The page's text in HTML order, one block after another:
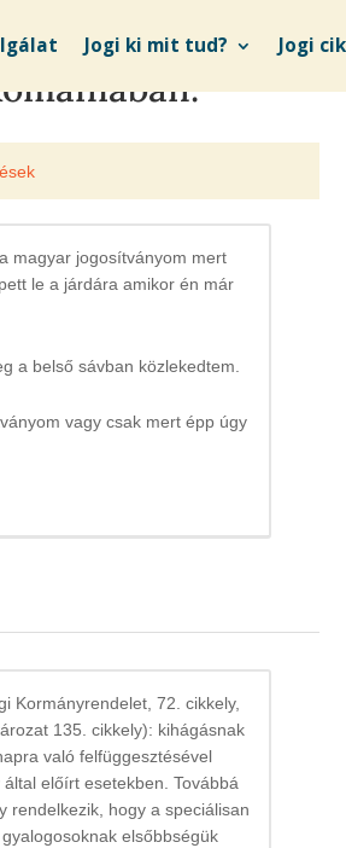
Jogi ki mit tud? Jogi
magyar jogosítványom mert
le a járdára amikor én már
a belső sávban közlekedtem.
vagy csak mert épp úgy
Kormányrendelet, 72. cikkely,
135. cikkely): kihágásnak
való felfüggesztésével
előírt esetekben. Továbbá
rendelkezik, hogy a speciálisan
elsőbbségük